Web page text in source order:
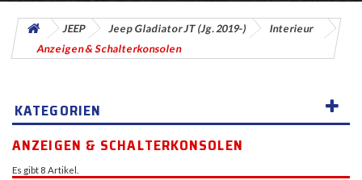
JEEP Jeep Gladiator JT (Jg. 2019-)
Interieur
Anzeigen & Schalterkonsolen
KATEGORIEN
ANZEIGEN & SCHALTERKONSOLEN
Es gibt 8 Artikel.